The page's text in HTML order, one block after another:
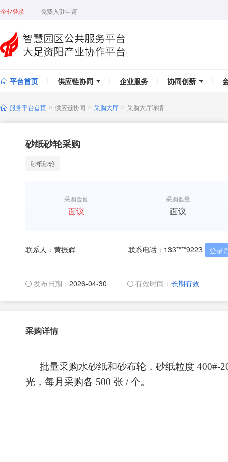
企业登录 免费入驻申请
平台首页 供应链协同 企业服务 协同创新
服务平台首页 > 供应链协同 > 采购大厅 > 采购大厅详情
砂纸砂轮采购
砂纸砂轮
采购金额
面议
采购数量
面议
联系人：黄振辉 联系电话：133****9223 登录
发布日期： 2026-04-30 有效时间： 长期有效
采购详情
批量采购水砂纸和砂布轮，砂纸粒度 400#-
光，每月采购各 500 张 /个。